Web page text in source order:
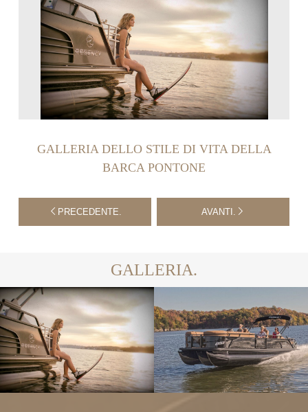
GALLERIA DELLO STILE DI VITA DELLA
BARCA PONTONE
PRECEDENTE. AVANTI.
GALLERIA.